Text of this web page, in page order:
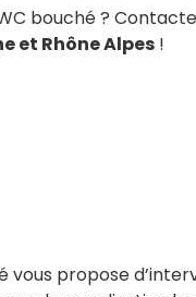
bouché ?
et Rhône Alpes !
vous propose